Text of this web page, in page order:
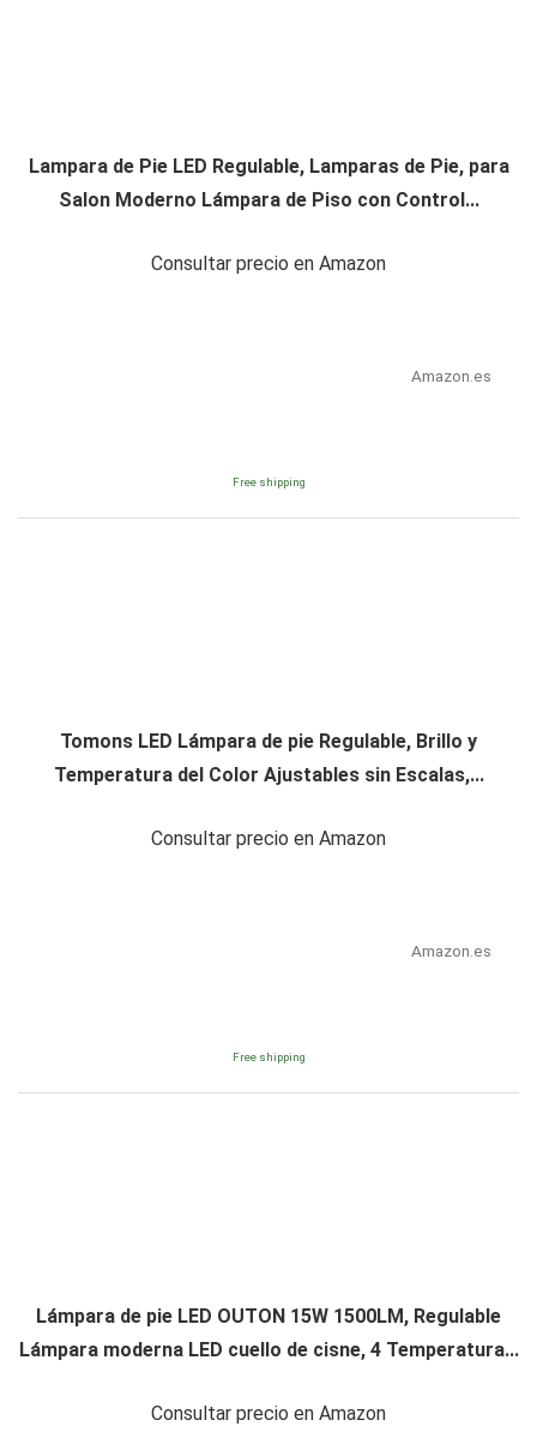
Lampara de Pie LED Regulable, Lamparas de Pie, para
Salon Moderno Lámpara de Piso con Control...
Consultar precio en Amazon
Amazon.es
Free shipping
Tomons LED Lámpara de pie Regulable, Brillo y
Temperatura del Color Ajustables sin Escalas,...
Consultar precio en Amazon
Amazon.es
Free shipping
Lámpara de pie LED OUTON 15W 1500LM, Regulable
Lámpara moderna LED cuello de cisne, 4 Temperatura...
Consultar precio en Amazon